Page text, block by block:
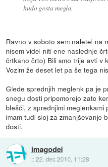
hudo gosta megla.
Ravno v soboto sem naletel na
nisem videl niti ene naslednje
črtkano črto) Bili smo trije avti v
Vozim že deset let pa še tega
Glede sprednjih meglenk pa je
snegu dosti pripomorejo zato
blešči, z sprednjimi
imam tudi sloj za zmanjševanje
dosti.
imagodei
::22. dec 2010, 11:28